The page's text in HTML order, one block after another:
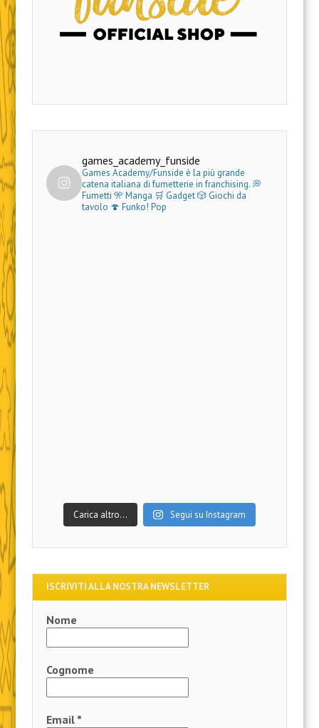
games_academy_funside
Games Academy/Funside è la più grande
catena italiana di fumetterie in franchising.💭
Fumetti 🎌 Manga 🛒 Gadget🎲 Giochi da
tavolo 🍄 Funko! Pop
Carica altro… Segui su Instagram
ISCRIVITI ALLA NOSTRA NEWSLETTER
Nome
Cognome
Email *